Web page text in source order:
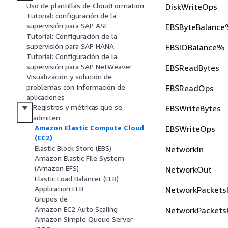
Uso de plantillas de CloudFormation
Tutorial: configuración de la
supervisión para SAP ASE
Tutorial: Configuración de la
supervisión para SAP HANA
Tutorial: Configuración de la
supervisión para SAP NetWeaver
Visualización y solución de
problemas con Información de
aplicaciones
Registros y métricas que se
admiten
Amazon Elastic Compute Cloud
(EC2)
Elastic Block Store (EBS)
Amazon Elastic File System
(Amazon EFS)
Elastic Load Balancer (ELB)
Application ELB
Grupos de
Amazon EC2 Auto Scaling
Amazon Simple Queue Server
DiskWriteOps
EBSIOBalance%
EBSReadBytes
EBSReadOps
EBSWriteBytes
EBSWriteOps
NetworkIn
NetworkOut